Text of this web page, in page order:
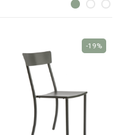
-19%